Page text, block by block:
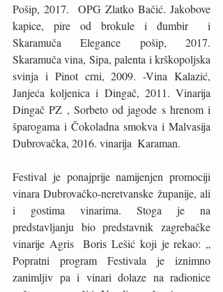
Pošip, 2017.  OPG Zlatko Bačić. Jakobove
kapice, pire od brokule i đumbir  i
Skaramuča Elegance pošip, 2017.
Skaramuča vina, Sipa, palenta i krškopoljska
svinja i Pinot crni, 2009. -Vina Kalazić,
Janjeća koljenica i Dingač, 2011. Vinarija
Dingač PZ , Sorbeto od jagode s hrenom i
šparogama i Čokoladna smokva i Malvasija
Dubrovačka, 2016. vinarija  Karaman.
Festival je ponajprije namijenjen promociji
vinara Dubrovačko-neretvanske županije, ali
i gostima vinarima. Stoga je na
predstavljanju bio predstavnik zagrebačke
vinarije Agris  Boris Lešić koji je rekao: „
Popratni program Festivala je iznimno
zanimljiv pa i vinari dolaze na radionice